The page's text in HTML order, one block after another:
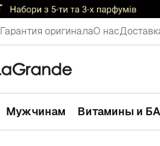
Гарантия оригиналаО нас
Мужчинам Витамины и